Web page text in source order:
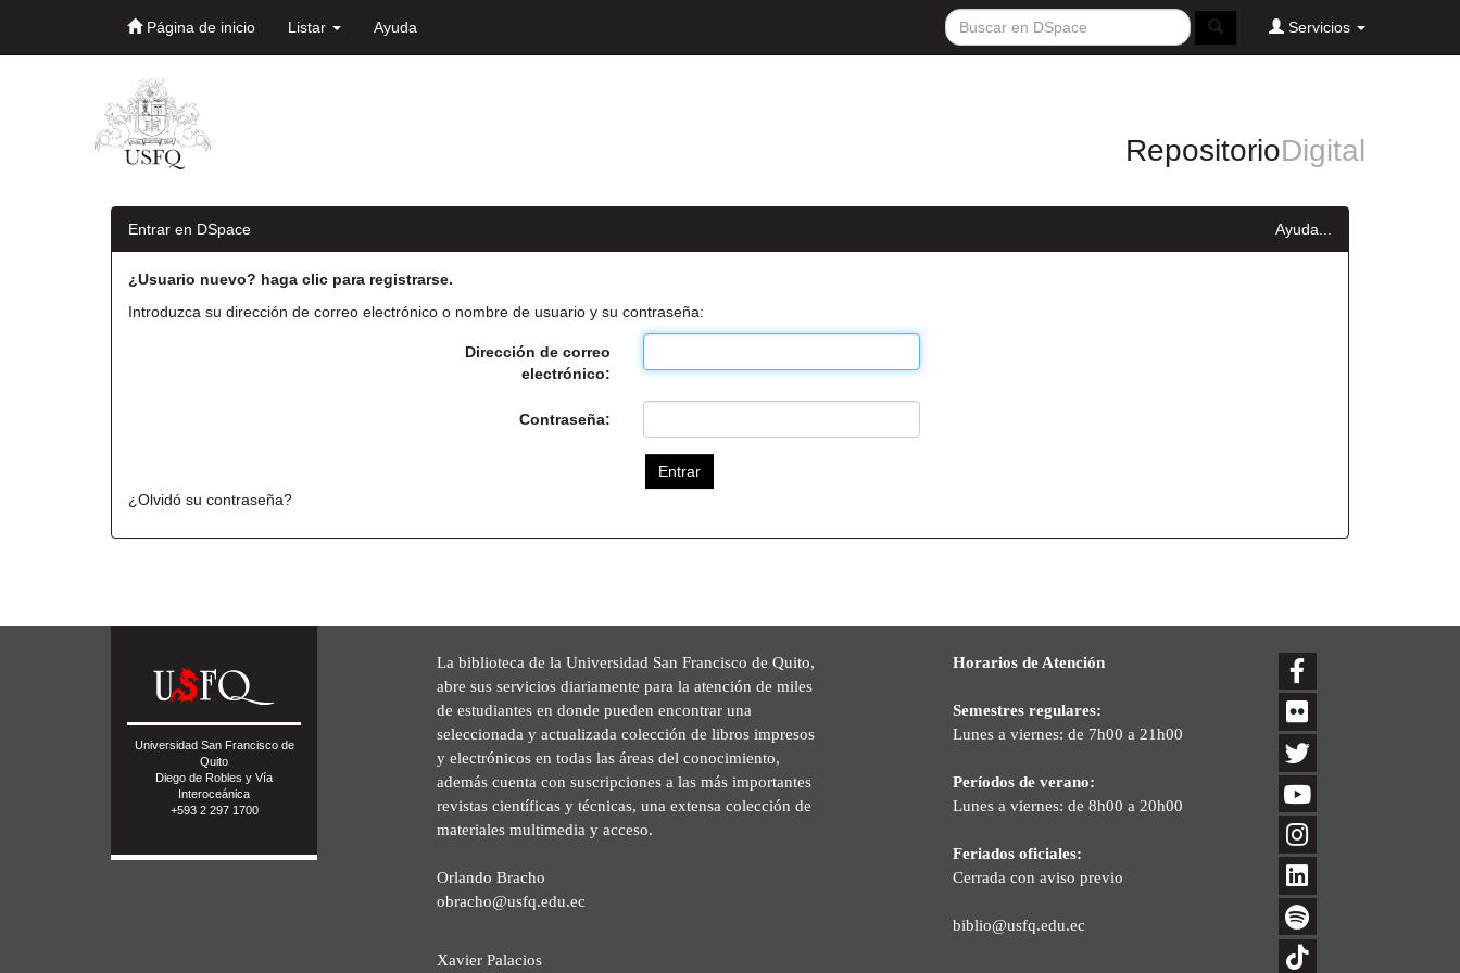
Página de inicio Listar Ayuda Servicios
RepositorioDigital
Entrar en DSpace Ayuda...
¿Usuario nuevo? haga clic para registrarse.
Introduzca su dirección de correo electrónico o nombre de usuario y su contraseña:
Dirección de correo
electrónico:
Contraseña:
¿Olvidó su contraseña?
Universidad San Francisco de
Quito
Diego de Robles y Vía
Interoceánica
+593 2 297 1700
La biblioteca de la Universidad San Francisco de Quito,
abre sus servicios diariamente para la atención de miles
de estudiantes en donde pueden encontrar una
seleccionada y actualizada colección de libros impresos
y electrónicos en todas las áreas del conocimiento,
además cuenta con suscripciones a las más importantes
revistas científicas y técnicas, una extensa colección de
materiales multimedia y acceso.
Orlando Bracho
obracho@usfq.edu.ec
Xavier Palacios
Horarios de Atención
Semestres regulares:
Lunes a viernes: de 7h00 a 21h00
Períodos de verano:
Lunes a viernes: de 8h00 a 20h00
Feriados oficiales:
Cerrada con aviso previo
biblio@usfq.edu.ec